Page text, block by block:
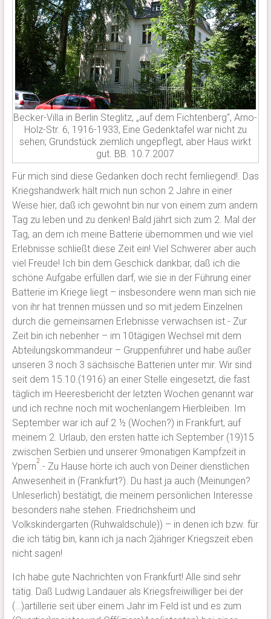
Becker-Villa in Berlin Steglitz, „auf dem Fichtenberg“, Arno-
Holz-Str. 6, 1916-1933, Eine Gedenktafel war nicht zu
sehen; Grundstück ziemlich ungepflegt, aber Haus wirkt
gut. BB. 10.7.2007
Für mich sind diese Gedanken doch recht fernliegend!. Das
Kriegshandwerk hält mich nun schon 2 Jahre in einer
Weise hier, daß ich gewohnt bin nur von einem zum andern
Tag zu leben und zu denken! Bald jährt sich zum 2. Mal der
Tag, an dem ich meine Batterie übernommen und wie viel
Erlebnisse schließt diese Zeit ein! Viel Schwerer aber auch
viel Freude! Ich bin dem Geschick dankbar, daß ich die
schöne Aufgabe erfüllen darf, wie sie in der Führung einer
Batterie im Kriege liegt – insbesondere wenn man sich nie
von ihr hat trennen müssen und so mit jedem Einzelnen
durch die gemeinsamen Erlebnisse verwachsen ist.- Zur
Zeit bin ich nebenher – im 10tägigen Wechsel mit dem
Abteilungskommandeur – Gruppenführer und habe außer
unseren 3 noch 3 sächsische Batterien unter mir. Wir sind
seit dem 15.10.(1916) an einer Stelle eingesetzt, die fast
täglich im Heeresbericht der letzten Wochen genannt war
und ich rechne noch mit wochenlangem Hierbleiben. Im
September war ich auf 2 ½ (Wochen?) in Frankfurt, auf
meinem 2. Urlaub, den ersten hatte ich September (19)15
zwischen Serbien und unserer 9monatigen Kampfzeit in
Ypern2.- Zu Hause hörte ich auch von Deiner dienstlichen
Anwesenheit in (Frankfurt?). Du hast ja auch (Meinungen?
Unleserlich) bestätigt, die meinem persönlichen Interesse
besonders nahe stehen. Friedrichsheim und
Volkskindergarten (Ruhwaldschule)) – in denen ich bzw. für
die ich tätig bin, kann ich ja nach 2jähriger Kriegszeit eben
nicht sagen!
Ich habe gute Nachrichten von Frankfurt! Alle sind sehr
tätig. Daß Ludwig Landauer als Kriegsfreiwilliger bei der
(…)artillerie seit über einem Jahr im Feld ist und es zum